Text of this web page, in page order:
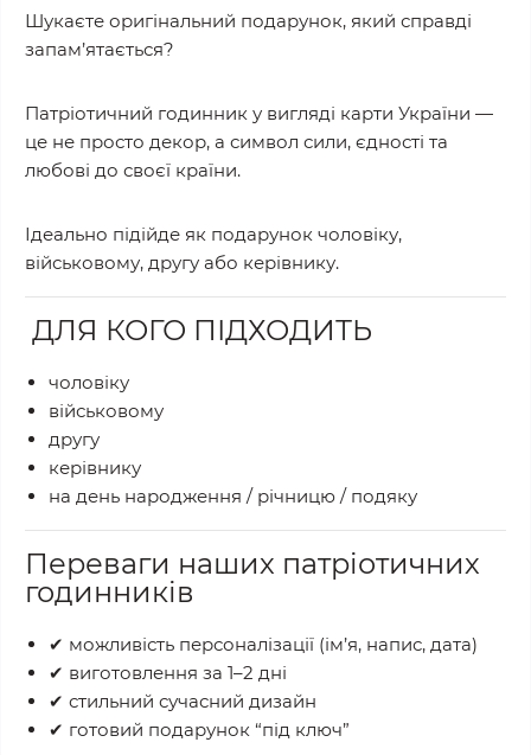
Шукаєте оригінальний подарунок, який справді
запам’ятається?
Патріотичний годинник у вигляді карти України —
це не просто декор, а символ сили, єдності та
любові до своєї країни.
Ідеально підійде як подарунок чоловіку,
військовому, другу або керівнику.
ДЛЯ КОГО ПІДХОДИТЬ
чоловіку
військовому
другу
керівнику
на день народження / річницю / подяку
Переваги наших патріотичних
годинників
✔ можливість персоналізації (ім’я, напис, дата)
✔ виготовлення за 1–2 дні
✔ стильний сучасний дизайн
✔ готовий подарунок “під ключ”